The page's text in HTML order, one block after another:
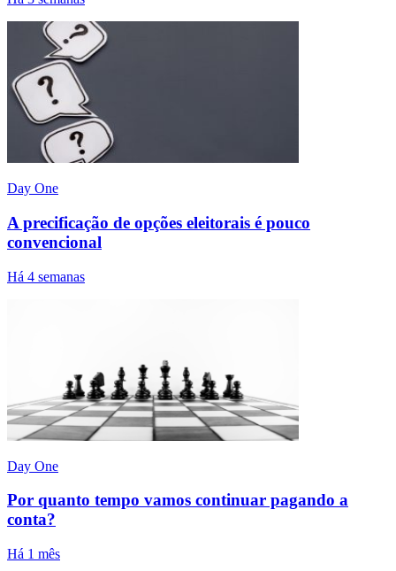
Day One
A precificação de opções eleitorais é pouco
convencional
Há 4 semanas
Day One
Por quanto tempo vamos continuar pagando a
conta?
Há 1 mês